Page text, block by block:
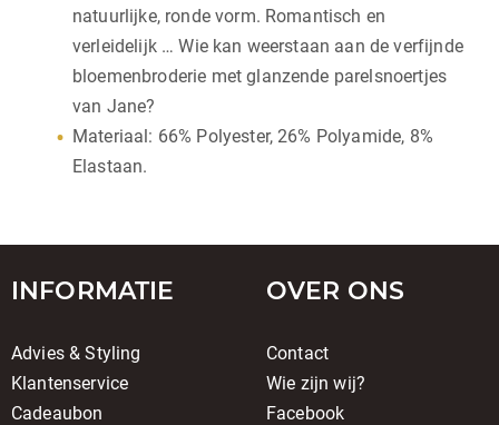
natuurlijke, ronde vorm. Romantisch en
verleidelijk … Wie kan weerstaan aan de verfijnde
bloemenbroderie met glanzende parelsnoertjes
van Jane?
Materiaal: 66% Polyester, 26% Polyamide, 8%
Elastaan.
INFORMATIE
Advies & Styling
Klantenservice
Cadeaubon
OVER ONS
Contact
Wie zijn wij?
Facebook